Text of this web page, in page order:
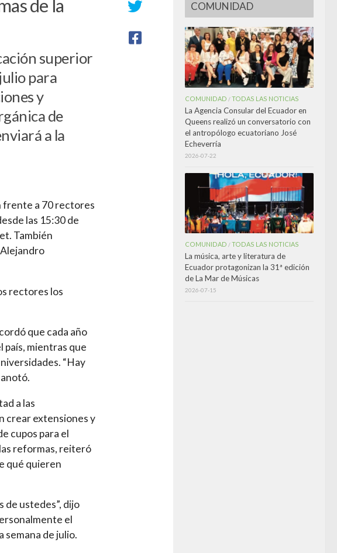
de la
superior
para
y
de
a la
frente a 70 rectores
las 15:30 de
También
rectores los
que cada año
país, mientras que
“Hay
a las
crear extensiones y
cupos para el
reformas, reiteró
qué quieren
de ustedes”, dijo
el
semana de julio.
COMUNIDAD
COMUNIDAD /TODAS LAS NOTICIAS
La Agencia Consular del Ecuador en
Queens realizó un conversatorio con
el antropólogo ecuatoriano José
Echeverría
2026-07-22
COMUNIDAD /TODAS LAS NOTICIAS
La música, arte y literatura de
Ecuador protagonizan la 31ª edición
de La Mar de Músicas
2026-07-15